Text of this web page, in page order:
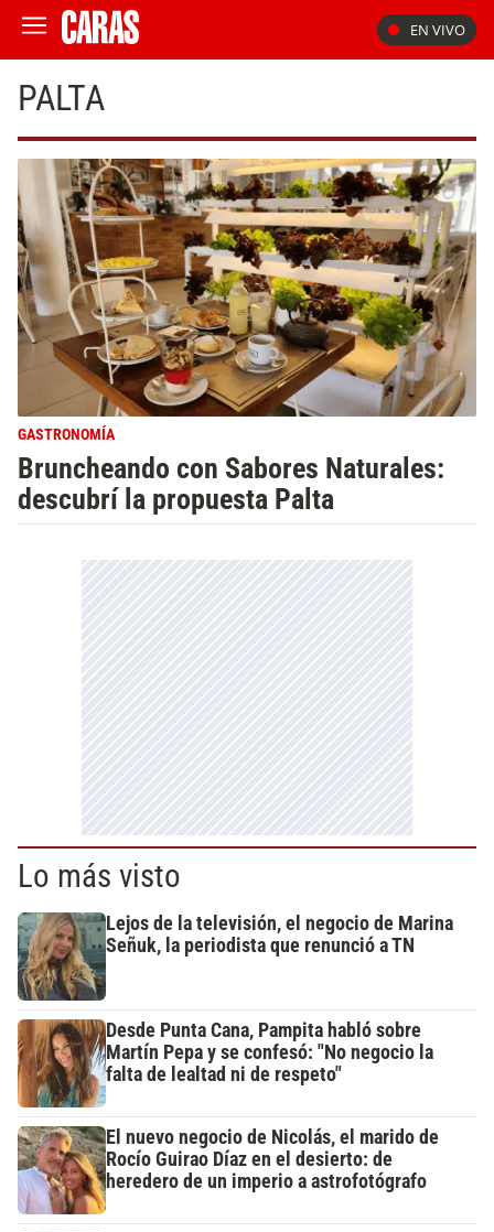
EN VIVO
PALTA
GASTRONOMÍA
Bruncheando con Sabores Naturales:
descubrí la propuesta Palta
Lo más visto
Lejos de la televisión, el negocio de Marina
Señuk, la periodista que renunció a TN
Desde Punta Cana, Pampita habló sobre
Martín Pepa y se confesó: "No negocio la
falta de lealtad ni de respeto"
El nuevo negocio de Nicolás, el marido de
Rocío Guirao Díaz en el desierto: de
heredero de un imperio a astrofotógrafo